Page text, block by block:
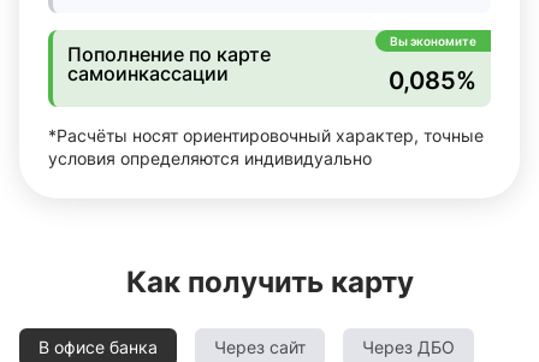
Пополнение по карте
самоинкассации
Вы экономите
0,085%
*Расчёты носят ориентировочный характер, точные
условия определяются индивидуально
Как получить карту
В офисе банка Через сайт Через ДБО